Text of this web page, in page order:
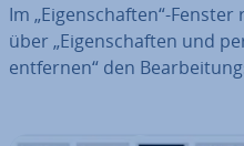
Im „Ei­gen­schaf­ten“-Fenster
über „Ei­gen­schaf­ten und
entfernen“ den